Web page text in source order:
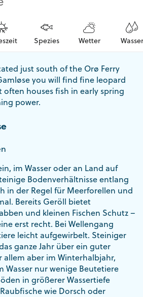
Spezies Wetter Wasser
just south of the Orø Ferry
you will find fine leopard
houses fish in early spring
power.
im Wasser oder an Land auf
Bodenverhältnisse entlang
in der Regel für Meerforellen und
Bereits Geröll bietet
und kleinen Fischen Schutz –
erst recht. Bei Wellengang
leicht aufgewirbelt. Steiniger
ganze Jahr über ein guter
allem aber im Winterhalbjahr,
Wasser nur wenige Beutetiere
in größerer Wassertiefe
wie Dorsch oder